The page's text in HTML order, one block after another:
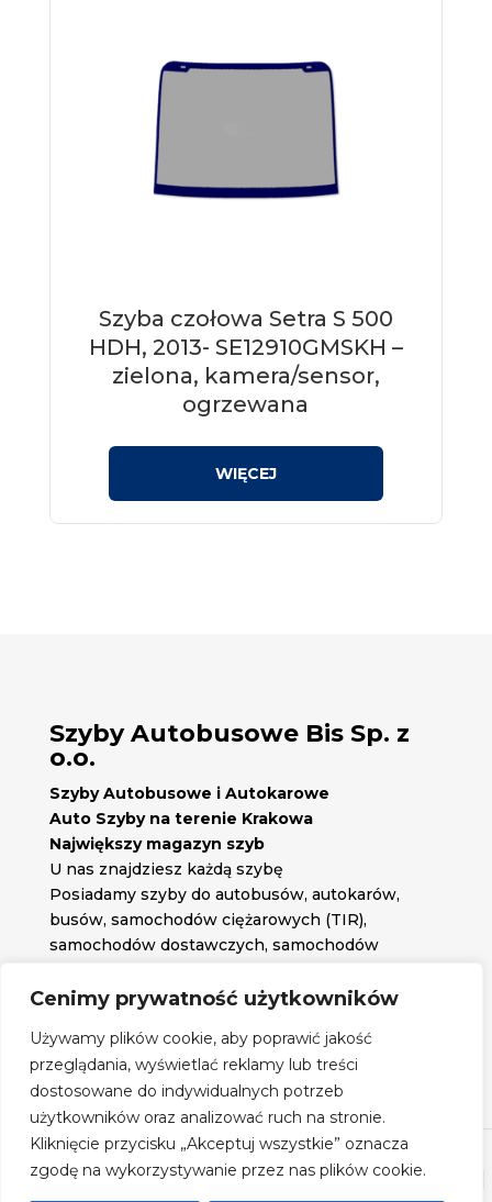
Cenimy prywatność użytkowników
Używamy plików cookie, aby poprawić jakość
przeglądania, wyświetlać reklamy lub treści
dostosowane do indywidualnych potrzeb
użytkowników oraz analizować ruch na stronie.
Kliknięcie przycisku „Akceptuj wszystkie” oznacza
zgodę na wykorzystywanie przez nas plików cookie.
Szyba czołowa Setra S 500
HDH, 2013- SE12910GMSKH –
zielona, kamera/sensor,
ogrzewana
Szyby Autobusowe Bis Sp. z
o.o.
Szyby Autobusowe i Autokarowe
Auto Szyby na terenie Krakowa
Największy magazyn szyb
U nas znajdziesz każdą szybę
Posiadamy szyby do autobusów, autokarów,
busów, samochodów ciężarowych (TIR),
samochodów dostawczych, samochodów
potrzebujesz.
Znajdź nas na: 
Obserwuj nas na:
Regulamin zakupów
Szyby Autobusowe- 2026| Realizacja: www.woh.group